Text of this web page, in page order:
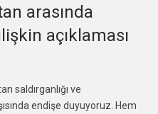
arasında
açıklaması
saldırganlığı ve
endişe duyuyoruz. Hem